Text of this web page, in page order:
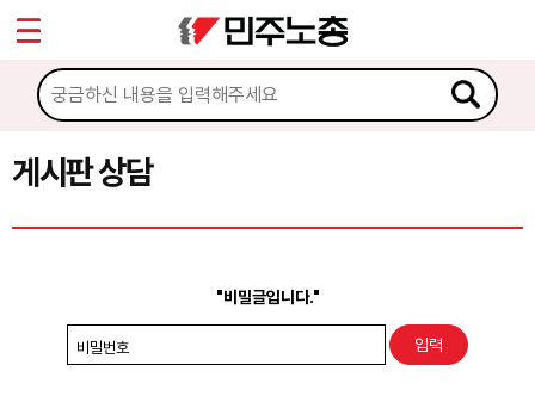
게시판 상담
"비밀글입니다."
비밀번호
마이페이지
소개
소식
노동상담
권리찾기수첩 검색
Sketchbook5, 스케치북5
Sketchbook5, 스케치북5